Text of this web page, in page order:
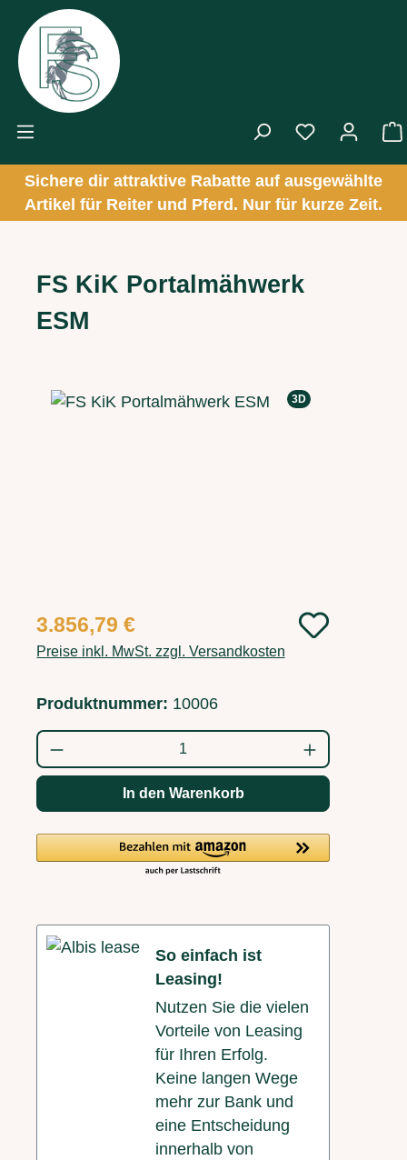
Zum Hauptinhalt springen
Sichere dir attraktive Rabatte auf ausgewählte
Artikel für Reiter und Pferd. Nur für kurze Zeit.
FS KiK Portalmähwerk
ESM
Bildergalerie überspringen 3D
Regulärer Preis:
3.856,79 €
Preise inkl. MwSt. zzgl. Versandkosten
Produktnummer: 10006
Produkt Anzahl: Gib den gewünschten
In den Warenkorb
So einfach ist
Leasing!
Nutzen Sie die vielen
Vorteile von Leasing
für Ihren Erfolg.
Keine langen Wege
mehr zur Bank und
eine Entscheidung
innerhalb von